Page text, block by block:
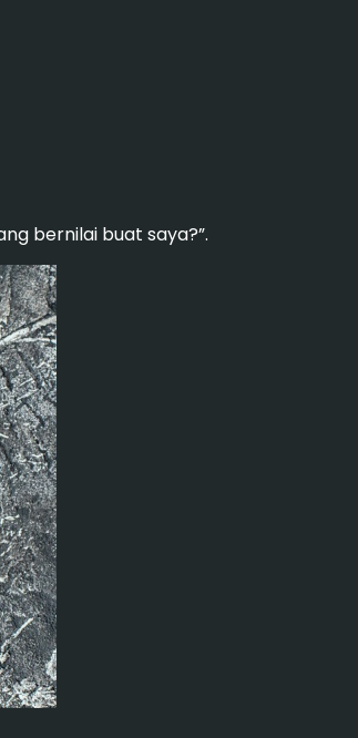
bernilai buat saya?”.